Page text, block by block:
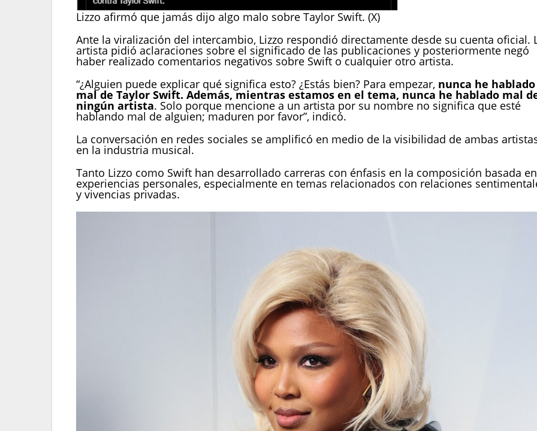
Lizzo afirmó que jamás dijo algo malo sobre Taylor Swift. (X)
Ante la viralización del intercambio, Lizzo respondió directamente desde su cuenta oficial.
artista pidió aclaraciones sobre el significado de las publicaciones y posteriormente negó
haber realizado comentarios negativos sobre Swift o cualquier otro artista.
“¿Alguien puede explicar qué significa esto? ¿Estás bien? Para empezar, nunca he hablado
mal de Taylor Swift. Además, mientras estamos en el tema, nunca he hablado mal
ningún artista. Solo porque mencione a un artista por su nombre no significa que esté
hablando mal de alguien; maduren por favor”, indicó.
La conversación en redes sociales se amplificó en medio de la visibilidad de ambas
en la industria musical.
Tanto Lizzo como Swift han desarrollado carreras con énfasis en la composición basada en
experiencias personales, especialmente en temas relacionados con relaciones
y vivencias privadas.